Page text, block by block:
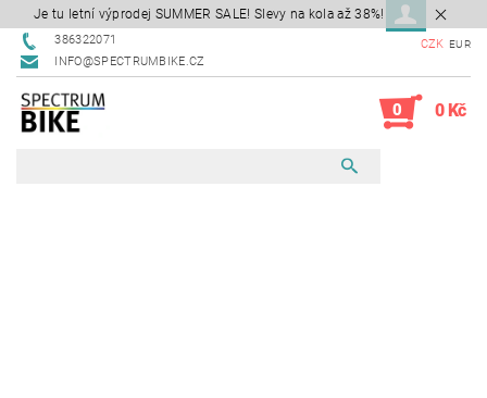
Je tu letní výprodej SUMMER SALE! Slevy na kola až 38%!
386322071
INFO@SPECTRUMBIKE.CZ
CZK EUR
0 0 Kč